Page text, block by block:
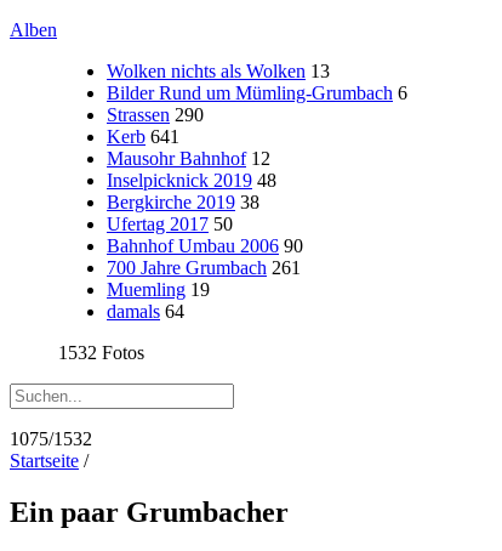
Alben
Wolken nichts als Wolken 13
Bilder Rund um Mümling-Grumbach 6
Strassen 290
Kerb 641
Mausohr Bahnhof 12
Inselpicknick 2019 48
Bergkirche 2019 38
Ufertag 2017 50
Bahnhof Umbau 2006 90
700 Jahre Grumbach 261
Muemling 19
damals 64
1532 Fotos
1075/1532
Startseite /
Ein paar Grumbacher